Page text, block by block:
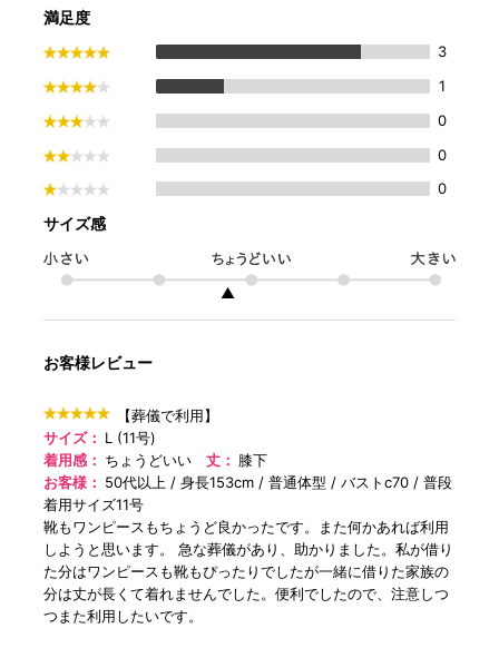
満足度
3
1
0
0
0
サイズ感
▲
お客様レビュー
【葬儀で利用】
サイズ： L (11号)
着用感： ちょうどいい 丈： 膝下
お客様： 50代以上 身長153cm 普通体型 バストc70
普段
着用サイズ11号
靴もワンピースもちょうど良かったです。また何かあれば利用
しようと思います。 急な葬儀があり、助かりました。私が借り
た分はワンピースも靴もぴったりでしたが一緒に借りた家族の
分は丈が長くて着れませんでした。便利でしたので、注意しつ
つまた利用したいです。